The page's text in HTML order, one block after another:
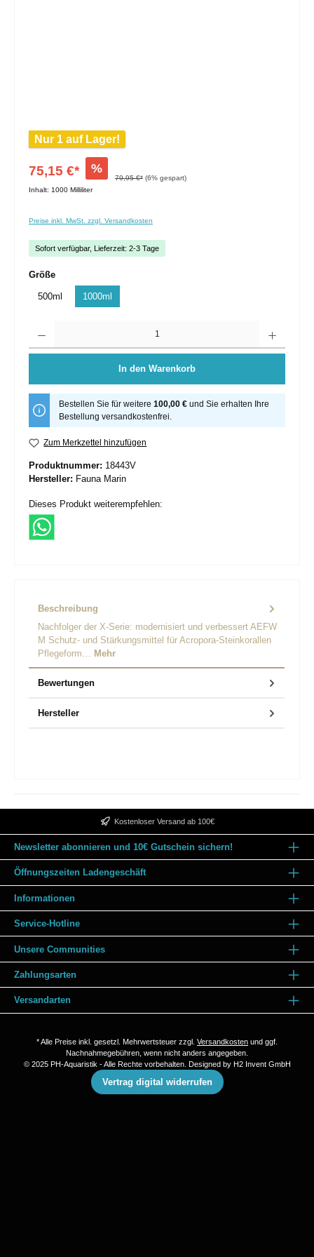
Nur 1 auf Lager!
75,15 €* %
79,95 €* (6% gespart)
Inhalt: 1000 Milliliter
Preise inkl. MwSt. zzgl. Versandkosten
Sofort verfügbar, Lieferzeit: 2-3 Tage
Größe
500ml 1000ml
In den Warenkorb
Bestellen Sie für weitere100,00 € und Sie erhalten Ihre
Bestellung versandkostenfrei.
Zum Merkzettel hinzufügen
Produktnummer: 18443V
Hersteller: Fauna Marin
Dieses Produkt weiterempfehlen:
Beschreibung
Nachfolger der X-Serie: modernisiert und verbessert AEFW
M Schutz- und Stärkungsmittel für Acropora-Steinkorallen
Pflegeform… Mehr
Bewertungen
Hersteller
Kostenloser Versand ab 100€
Newsletter abonnieren und 10€ Gutschein sichern!
Öffnungszeiten Ladengeschäft
Informationen
Service-Hotline
Unsere Communities
Zahlungsarten
Versandarten
* Alle Preise inkl. gesetzl. Mehrwertsteuer zzgl. Versandkosten und ggf.
Nachnahmegebühren, wenn nicht anders angegeben.
© 2025 PH-Aquaristik - Alle Rechte vorbehalten. Designed by H2 Invent GmbH
Vertrag digital widerrufen